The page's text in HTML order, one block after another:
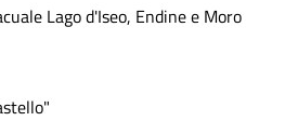
Lago d'Iseo, Endine e Moro